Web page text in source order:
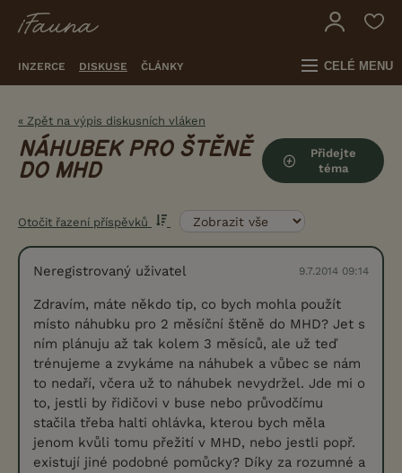
INZERCE DISKUSE ČLÁNKY CELÉ MENU
« Zpět na výpis diskusních vláken
NÁHUBEK PRO ŠTĚNĚ
DO MHD
Přidejte
téma
Otočit řazení příspěvků
Neregistrovaný uživatel 9.7.2014 09:14
Zdravím, máte někdo tip, co bych mohla použít
místo náhubku pro 2 měsíční štěně do MHD? Jet s
ním plánuju až tak kolem 3 měsíců, ale už teď
trénujeme a zvykáme na náhubek a vůbec se nám
to nedaří, včera už to náhubek nevydržel. Jde mi o
to, jestli by řidičovi v buse nebo průvodčímu
stačila třeba halti ohlávka, kterou bych měla
jenom kvůli tomu přežití v MHD, nebo jestli popř.
existují jiné podobné pomůcky? Díky za rozumné a